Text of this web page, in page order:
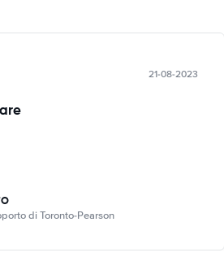
21-08-2023
di Toronto-Pearson